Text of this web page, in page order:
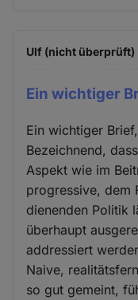
Ulf (nicht überprüft)
Ein wichtiger
Ein wichtiger
Bezeichnend,
Aspekt wie im
progressive, dem
dienenden Politik
überhaupt
addressiert
Naive,
so gut gemeint,